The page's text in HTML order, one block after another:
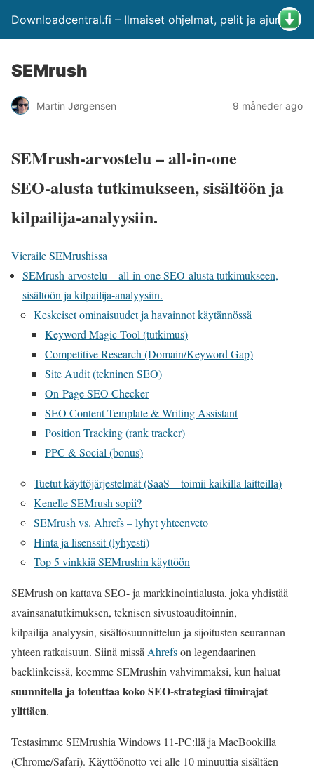
Downloadcentral.fi – Ilmaiset ohjelmat, pelit ja ajurit
SEMrush
Martin Jørgensen 9 måneder ago
SEMrush-arvostelu – all‑in‑one
SEO‑alusta tutkimukseen, sisältöön ja
kilpailija‑analyysiin.
Vieraile SEMrushissa
SEMrush-arvostelu – all‑in‑one SEO‑alusta tutkimukseen,
sisältöön ja kilpailija‑analyysiin.
Keskeiset ominaisuudet ja havainnot käytännössä
Keyword Magic Tool (tutkimus)
Competitive Research (Domain/Keyword Gap)
Site Audit (tekninen SEO)
On-Page SEO Checker
SEO Content Template & Writing Assistant
Position Tracking (rank tracker)
PPC & Social (bonus)
Tuetut käyttöjärjestelmät (SaaS – toimii kaikilla laitteilla)
Kenelle SEMrush sopii?
SEMrush vs. Ahrefs – lyhyt yhteenveto
Hinta ja lisenssit (lyhyesti)
Top 5 vinkkiä SEMrushin käyttöön
SEMrush on kattava SEO- ja markkinointialusta, joka yhdistää
avainsanatutkimuksen, teknisen sivustoauditoinnin,
kilpailija‑analyysin, sisältösuunnittelun ja sijoitusten seurannan
yhteen ratkaisuun. Siinä missä Ahrefson legendaarinen
backlinkeissä, koemme SEMrushin vahvimmaksi, kun haluat
suunnitella ja toteuttaa koko SEO‑strategiasi tiimirajat
ylittäen.
Testasimme SEMrushia Windows 11‑PC:llä ja MacBookilla
(Chrome/Safari). Käyttöönotto vei alle 10 minuuttia sisältäen